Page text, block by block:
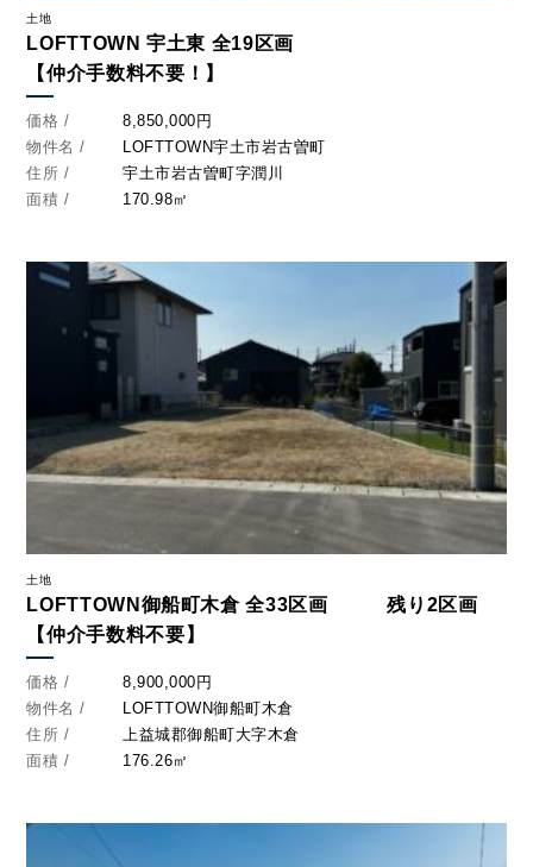
土地
LOFTTOWN 宇土東 全19区画
【仲介手数料不要！】
価格 /
8,850,000円
物件名 /
LOFTTOWN宇土市岩古曽町
住所 /
宇土市岩古曽町字潤川
面積 /
170.98㎡
土地
LOFTTOWN御船町木倉 全33区画 残り2区画
【仲介手数料不要】
価格 /
8,900,000円
物件名 /
LOFTTOWN御船町木倉
住所 /
上益城郡御船町大字木倉
面積 /
176.26㎡